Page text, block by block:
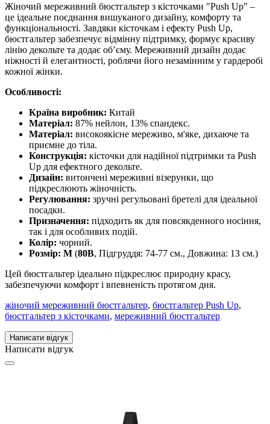
Жіночий мереживний бюстгальтер з кісточками "Push Up" –
це ідеальне поєднання вишуканого дизайну, комфорту та
функціональності. Завдяки кісточкам і ефекту Push Up,
бюстгальтер забезпечує відмінну підтримку, формує красиву
лінію декольте та додає об’єму. Мереживний дизайн додає
ніжності й елегантності, роблячи його незамінним у гардеробі
кожної жінки.
Особливості:
Країна виробник: Китай
Матеріал: 87% нейлон, 13% спандекс.
Матеріал: високоякісне мереживо, м'яке, дихаюче та
приємне до тіла.
Конструкція: кісточки для надійної підтримки та Push
Up для ефектного декольте.
Дизайн: витончені мереживні візерунки, що
підкреслюють жіночність.
Регулювання: зручні регульовані бретелі для ідеальної
посадки.
Призначення: підходить як для повсякденного носіння,
так і для особливих подій.
Колір: чорний.
Розмір: M (80B, Підгруддя: 74-77 см., Довжина: 13 см.)
Цей бюстгальтер ідеально підкреслює природну красу,
забезпечуючи комфорт і впевненість протягом дня.
жіночий мереживний бюстгальтер, бюстгальтер Push Up,
бюстгальтер з кісточками, мереживний бюстгальтер
Написати відгук
Написати відгук